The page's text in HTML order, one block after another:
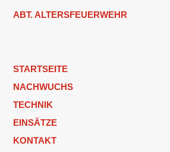
ABT. ALTERSFEUERWEHR
STARTSEITE
NACHWUCHS
TECHNIK
EINSÄTZE
KONTAKT